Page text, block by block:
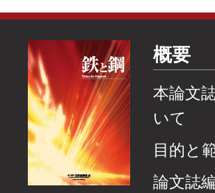
概要
本論文
いて
目的と
論文誌